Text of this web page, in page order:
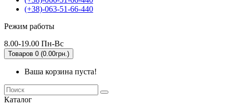
(+38)-063-51-66-440
Режим работы
8.00-19.00 Пн-Вс
Товаров 0 (0.00грн.)
Ваша корзина пуста!
Каталог